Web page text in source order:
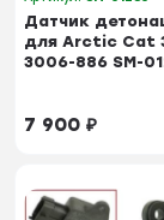
Датчик
для Arctic Cat
3006-886 SM-
7 900₽